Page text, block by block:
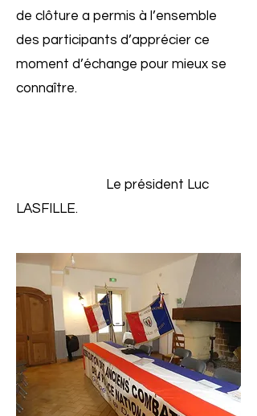
de clôture a permis à l’ensemble
des participants d’apprécier ce
moment d’échange pour mieux se
connaître.
Le président Luc
LASFILLE.